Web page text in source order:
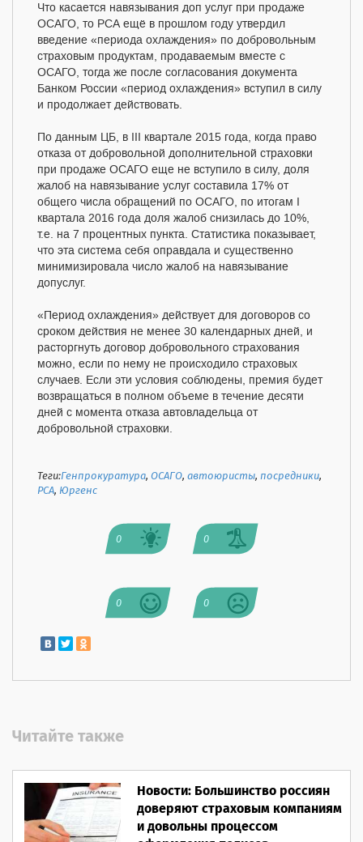
Что касается навязывания доп услуг при продаже
ОСАГО, то РСА ещё в прошлом году утвердил
введение «периода охлаждения» по добровольным
страховым продуктам, продаваемым вместе с
ОСАГО, тогда же после согласования документа
Банком России «период охлаждения» вступил в силу
и продолжает действовать.
По данным ЦБ, в III квартале 2015 года, когда право
отказа от добровольной дополнительной страховки
при продаже ОСАГО еще не вступило в силу, доля
жалоб на навязывание услуг составила 17% от
общего числа обращений по ОСАГО, по итогам I
квартала 2016 года доля жалоб снизилась до 10%,
т.е. на 7 процентных пункта. Статистика показывает,
что эта система себя оправдала и существенно
минимизировала число жалоб на навязывание
допуслуг.
«Период охлаждения» действует для договоров со
сроком действия не менее 30 календарных дней, и
расторгнуть договор добровольного страхования
можно, если по нему не происходило страховых
случаев. Если эти условия соблюдены, премия будет
возвращаться в полном объеме в течение десяти
дней с момента отказа автовладельца от
добровольной страховки.
Теги:Генпрокуратура,ОСАГО,автоюристы,посредники,
РСА, Юргенс
0 0
0 0
Читайте также
Новости: Большинство россиян
доверяют страховым компаниям
и довольны процессом